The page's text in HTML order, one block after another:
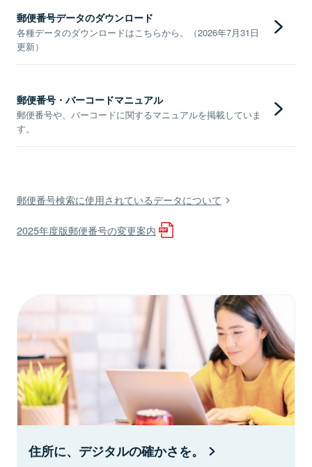
郵便番号データのダウンロード
各種データのダウンロードはこちらから。（2026年7月31日
更新）
郵便番号・バーコードマニュアル
郵便番号や、バーコードに関するマニュアルを掲載していま
す。
郵便番号検索に使用されているデータについて
2025年度版郵便番号の変更案内
住所に、デジタルの確かさを。